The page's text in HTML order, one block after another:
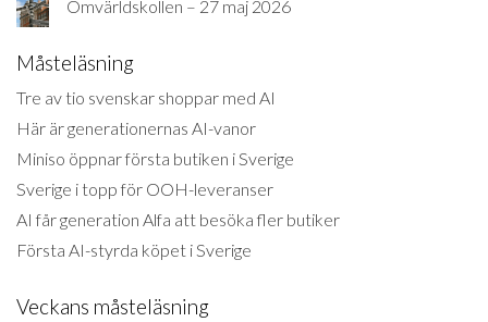
Omvärldskollen – 27 maj 2026
Måsteläsning
Tre av tio svenskar shoppar med AI
Här är generationernas AI-vanor
Miniso öppnar första butiken i Sverige
Sverige i topp för OOH-leveranser
AI får generation Alfa att besöka fler butiker
Första AI-styrda köpet i Sverige
Veckans måsteläsning